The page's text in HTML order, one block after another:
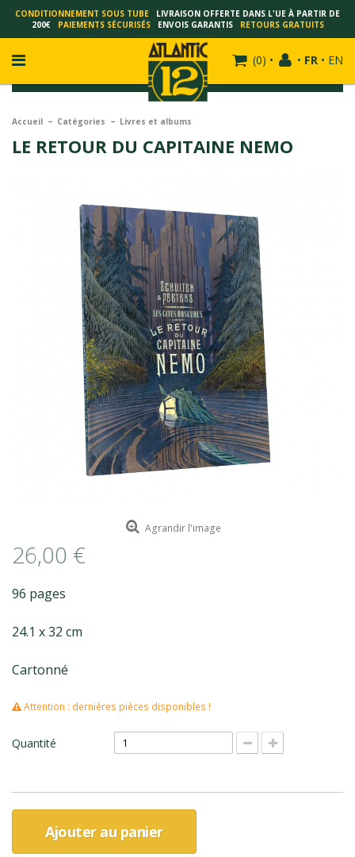
CONDITIONNEMENT SOUS TUBE
LIVRAISON OFFERTE DANS L'UE À PARTIR DE
200€
PAIEMENTS SÉCURISÉS ENVOIS GARANTIS RETOURS GRATUITS
(0) • • FR • EN
SCHUITEN - JACK DURIEUX
SCHUITEN - PEETERS
SCHUITEN - PLISSART
SCHUITEN - ZILLER
SCHUITEN - LI KUNWU
LUC SCHUITEN
ROMAIN RENARD
DAVID MERVEILLE
Accueil Catégories Livres et albums
LE RETOUR DU CAPITAINE NEMO
Agrandir l'image
26,00 €
96 pages
24.1 x 32 cm
Cartonné
Attention : dernières pièces disponibles !
Quantité
Ajouter au panier